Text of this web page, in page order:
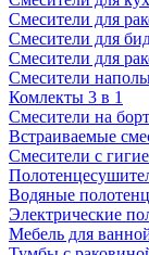
Смесители для
Смесители для
Смесители для
Смесители
Комлекты 3 в 1
Смесители на
Встраиваемые
Смесители с
Водяные
Электрические
Мебель для